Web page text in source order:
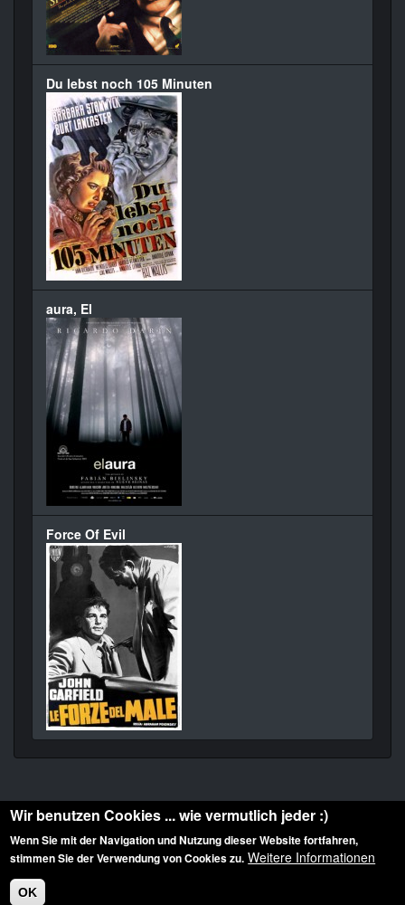
Du lebst noch 105 Minuten
aura, El
Force Of Evil
Diese Website ist urheberrechtlich geschützt: © 2010-2026 der Film Noir de. Alle
Rechte vorbehalten.
Wir benutzen Cookies ... wie vermutlich jeder :)
Wenn Sie mit der Navigation und Nutzung dieser Website fortfahren,
stimmen Sie der Verwendung von Cookies zu. Weitere Informationen
OK